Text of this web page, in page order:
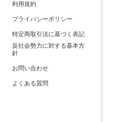
利用規約
プライバシーポリシー
特定商取引法に基づく表記
反社会勢力に対する基本方
針
お問い合わせ
よくある質問